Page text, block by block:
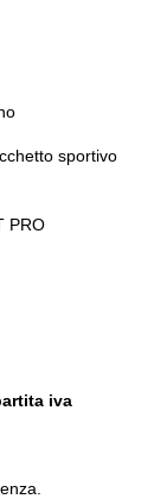
e
sportivo
PRO
iva